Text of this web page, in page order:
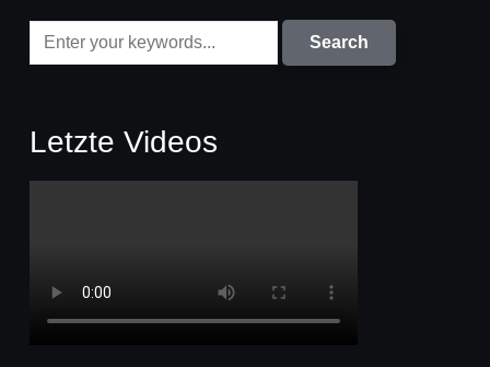
Letzte Videos